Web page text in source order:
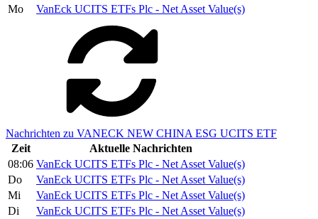
Mo
VanEck UCITS ETFs Plc - Net Asset Value(s)
Nachrichten zu VANECK NEW CHINA ESG UCITS ETF
Zeit
Aktuelle Nachrichten
08:06 VanEck UCITS ETFs Plc - Net Asset Value(s)
Do
VanEck UCITS ETFs Plc - Net Asset Value(s)
Mi
VanEck UCITS ETFs Plc - Net Asset Value(s)
Di
VanEck UCITS ETFs Plc - Net Asset Value(s)